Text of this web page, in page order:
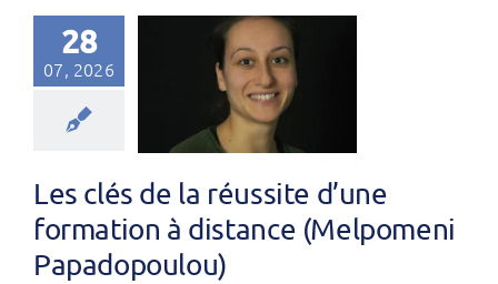
28
07, 2026
Les clés de la réussite d’une
formation à distance (Melpomeni
Papadopoulou)